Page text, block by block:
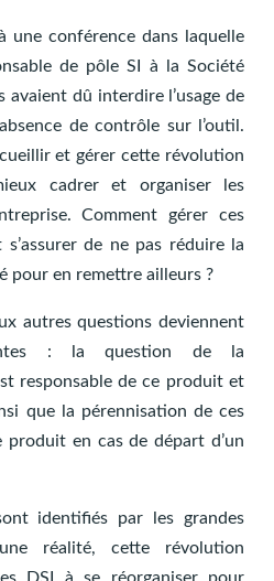
une conférence dans laquelle
de pôle SI à la Société
avaient dû interdire l’usage de
de contrôle sur l’outil.
et gérer cette révolution
cadrer et organiser les
Comment gérer ces
de ne pas réduire la
pour en remettre ailleurs ?
autres questions deviennent
: la question de la
responsable de ce produit et
que la pérennisation de ces
en cas de départ d’un
identifiés par les grandes
réalité, cette révolution